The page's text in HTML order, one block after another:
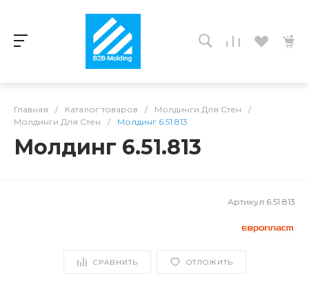
Главная / Каталог товаров / Молдинги Для Стен
/
Молдинги Для Стен
/ Молдинг 6.51.813
Молдинг 6.51.813
Артикул 6.51.813
СРАВНИТЬ ОТЛОЖИТЬ